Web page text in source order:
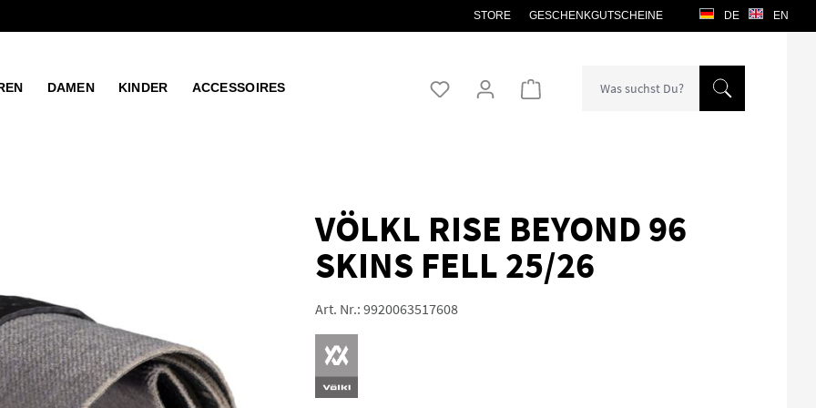
DE EN
STORE GESCHENKGUTSCHEINE
Warenkorb enthält 0 Positionen. Der
DAMEN KINDER ACCESSOIRES
VÖLKL RISE BEYOND 96
SKINS FELL 25/26
Art. Nr.: 9920063517608